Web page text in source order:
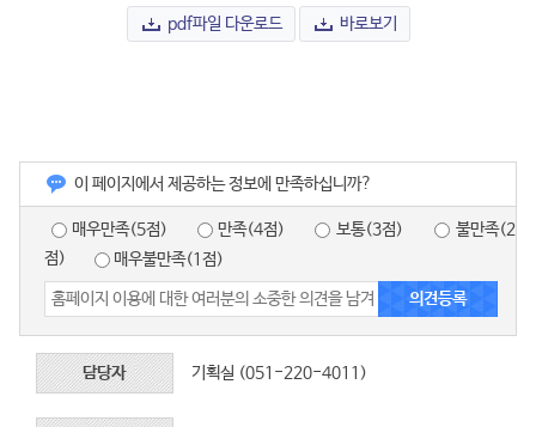
pdf파일 다운로드 바로보기
이 페이지에서 제공하는 정보에 만족하십니까?
매우만족(5점) 만족(4점) 보통(3점)
점)
매우불만족(1점)
담당자 기획실 (051-220-4011)